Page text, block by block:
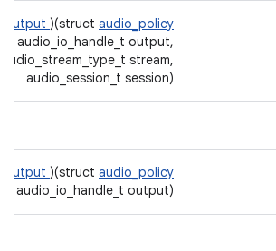
)(struct audio_policy
audio_io_handle_t output,
audio_stream_type_t stream,
audio_session_t session)
)(struct audio_policy
audio_io_handle_t output)